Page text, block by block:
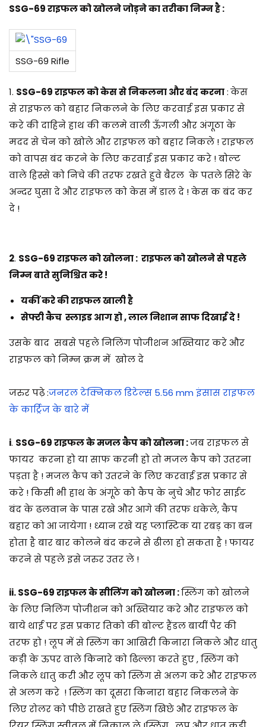
SSG-69 राइफल को खोलने जोड़ने का तरीका निम्न है :
SSG-69 Rifle
1. SSG-69 राइफल को केस से निकलना और बंद करना:केस
से राइफल को बहार निकलने के लिए करवाई इस प्रकार से
करे की दाहिने हाथ की कलमे वाली ऊँगली और अंगूठा के
मदद से चेन को खोले और राइफल को बहार निकले ! राइफल
को वापस बंद करने के लिए करवाई इस प्रकार करे ! बोल्ट
वाले हिस्से को निचे की तरफ रखते हुवे बैरल के पतले सिरे के
अन्दर घुसा दे और राइफल को केस में डाल दे ! केस क बंद कर
दे !
2. SSG-69 राइफल को खोलना : राइफल को खोलने से पहले
निम्न बाते सुनिश्चित करे !
यकीं करे की राइफल खाली है
सेफ्टी कैच स्लाइड आग हो , लाल निशान साफ दिखाई दे !
उसके बाद सबसे पहले निलिंग पोजीशन अख्तियार करे और
राइफल को निम्न क्रम में खोल दे
जरुर पढ़े :जनरल टेक्निकल डिटेल्स 5.56 mm इंसास राइफल
के कार्ट्रिज के बारे में
i. SSG-69 राइफल के मजल कैप को खोलना :जब राइफल से
फायर करना हो या साफ करनी हो तो मजल कैप को उतरना
पड़ता है ! मजल कैप को उतरने के लिए करवाई इस प्रकार से
करे ! किसी भी हाथ के अंगूठे को कैप के नुचे और फोर साईट
बंद के ढलवान के पास रखे और आगे की तरफ धकेले, कैप
बहार को आ जायेगा ! ध्यान रखे यह प्लास्टिक या रबड़ का बन
होता है बार बार कोलने बंद करने से ढीला हो सकता है ! फायर
करने से पहले इसे जरुर उतर ले !
ii.SSG-69 राइफल केसीलिंग को खोलना :स्लिंग को खोलने
के लिए निलिंग पोजीशन को अख्तियार करे और राइफल को
बाये थाई पर इस प्रकार तिको की बोल्ट हैंडल बायीं पैर की
तरफ हो ! लूप में से स्लिंग का आखिरी किनारा निकले और धातु
कड़ी के ऊपर वाले किनारे को ढिल्ला करते हुए , स्लिंग को
निकले धातु करी और लूप को स्लिंग से अलग करे और राइफल
से अलग करे ! स्लिंग का दूसरा किनारा बहार निकलने के
लिए रोलर को पीछे राखते हुए स्लिंग खिछे और राइफल के